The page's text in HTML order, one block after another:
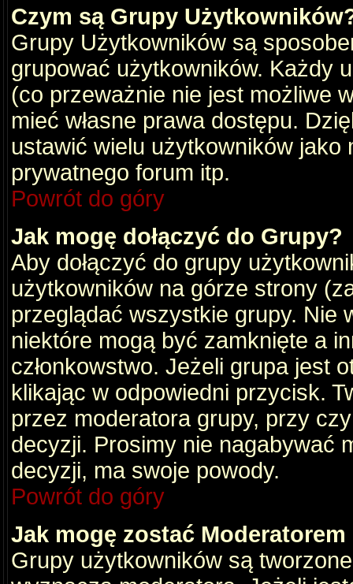
Czym są Grupy
Grupy Użytkowników są
grupować użytkowników. Każdy
(co przeważnie nie jest możliwe
mieć własne prawa dostępu.
ustawić wielu użytkowników
prywatnego forum itp.
Powrót do góry
Jak mogę dołączyć do Grupy?
Aby dołączyć do grupy
użytkowników na górze strony
przeglądać wszystkie grupy. Nie
niektóre mogą być zamknięte a
członkowstwo. Jeżeli grupa jest
klikając w odpowiedni przycisk.
przez moderatora grupy, przy
decyzji. Prosimy nie nagabywać
decyzji, ma swoje powody.
Powrót do góry
Jak mogę zostać
Grupy użytkowników są